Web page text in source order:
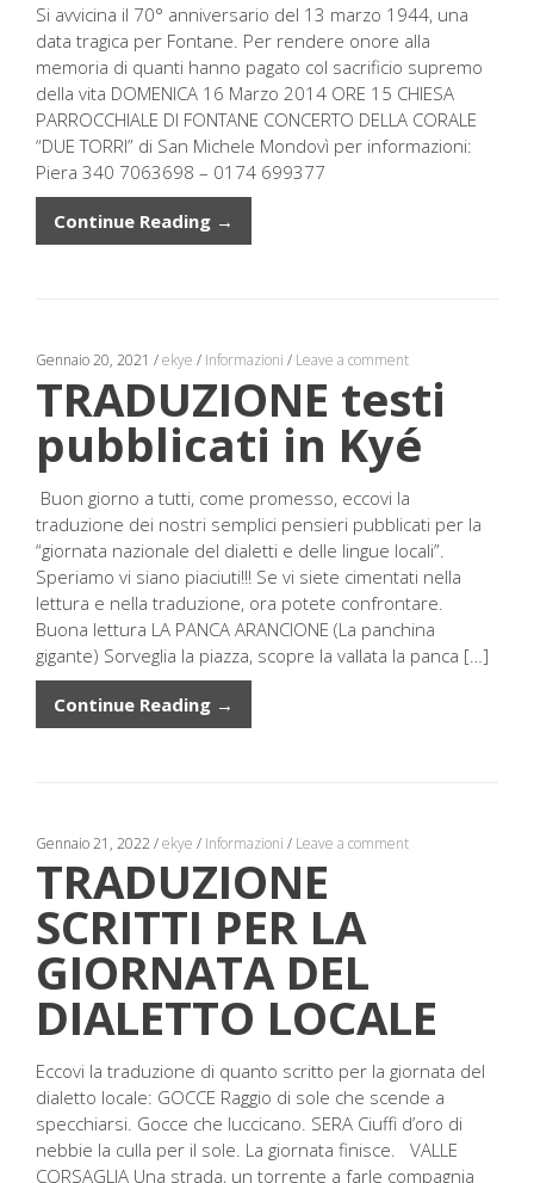
Si avvicina il 70° anniversario del 13 marzo 1944, una
data tragica per Fontane. Per rendere onore alla
memoria di quanti hanno pagato col sacrificio supremo
della vita DOMENICA 16 Marzo 2014 ORE 15 CHIESA
PARROCCHIALE DI FONTANE CONCERTO DELLA CORALE
“DUE TORRI” di San Michele Mondovì per informazioni:
Piera 340 7063698 – 0174 699377
Continue Reading →
Gennaio 20, 2021 /ekye / Informazioni / Leave a comment
TRADUZIONE testi
pubblicati in Kyé
Buon giorno a tutti, come promesso, eccovi la
traduzione dei nostri semplici pensieri pubblicati per la
“giornata nazionale del dialetti e delle lingue locali”.
Speriamo vi siano piaciuti!!! Se vi siete cimentati nella
lettura e nella traduzione, ora potete confrontare.
Buona lettura LA PANCA ARANCIONE (La panchina
gigante) Sorveglia la piazza, scopre la vallata la panca […]
Continue Reading →
Gennaio 21, 2022 /ekye / Informazioni / Leave a comment
TRADUZIONE
SCRITTI PER LA
GIORNATA DEL
DIALETTO LOCALE
Eccovi la traduzione di quanto scritto per la giornata del
dialetto locale: GOCCE Raggio di sole che scende a
specchiarsi. Gocce che luccicano. SERA Ciuffi d’oro di
nebbie la culla per il sole. La giornata finisce. VALLE
CORSAGLIA Una strada, un torrente a farle compagnia